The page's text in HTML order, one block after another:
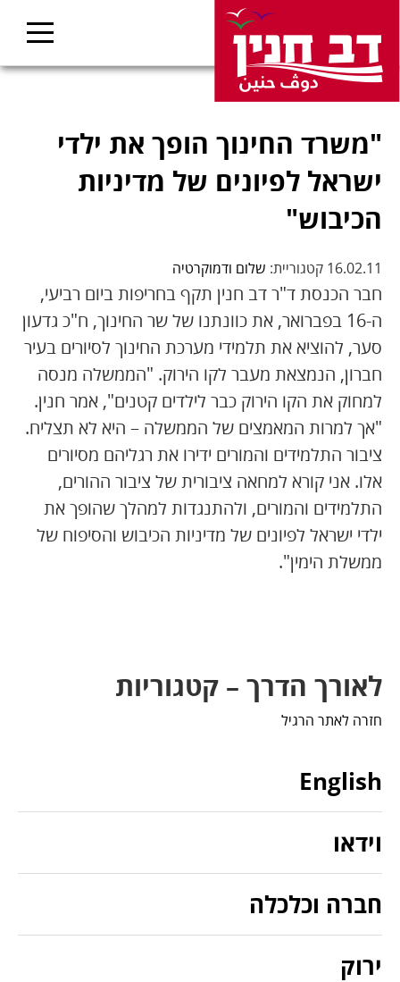
"משרד החינוך הופך את ילדי
ישראל לפיונים של מדיניות
הכיבוש"
16.02.11 קטגוריית: שלום ודמוקרטיה
חבר הכנסת ד"ר דב חנין תקף בחריפות ביום רביעי,
ה-16 בפברואר, את כוונתנו של שר החינוך, ח"כ גדעון
סער, להוציא את תלמידי מערכת החינוך לסיורים בעיר
חברון, הנמצאת מעבר לקו הירוק. "הממשלה מנסה
למחוק את הקו הירוק כבר לילדים קטנים", אמר חנין.
"אך למרות המאמצים של הממשלה – היא לא תצליח.
ציבור התלמידים והמורים ידירו את רגליהם מסיורים
אלו. אני קורא למחאה ציבורית של ציבור ההורים,
התלמידים והמורים, ולהתנגדות למהלך שהופך את
ילדי ישראל לפיונים של מדיניות הכיבוש והסיפוח של
ממשלת הימין".
לאורך הדרך – קטגוריות
חזרה לאתר הרגיל
English
וידאו
חברה וכלכלה
ירוק